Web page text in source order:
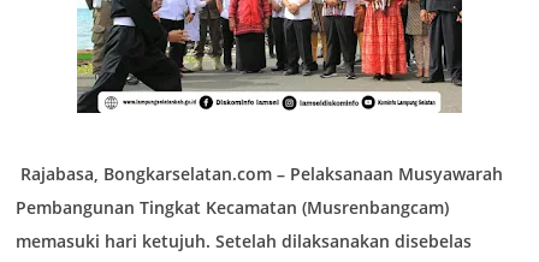
Rajabasa, Bongkarselatan.com – Pelaksanaan Musyawarah
Pembangunan Tingkat Kecamatan (Musrenbangcam)
memasuki hari ketujuh. Setelah dilaksanakan disebelas